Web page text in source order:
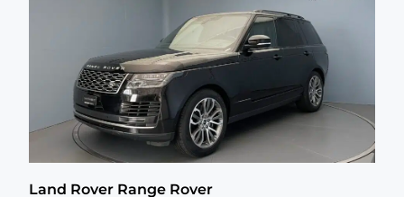
Land Rover Range Rover